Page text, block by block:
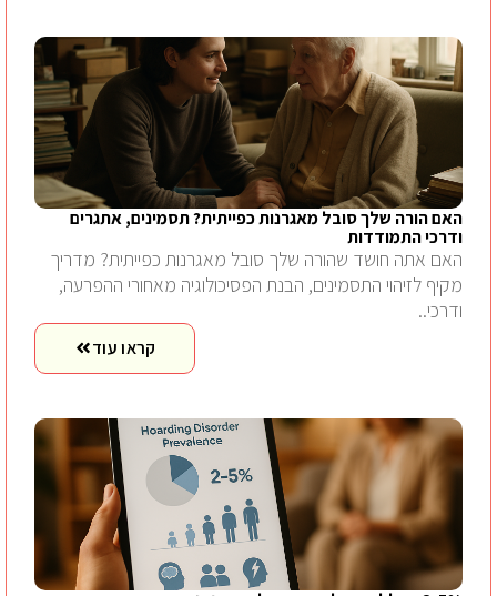
האם הורה שלך סובל מאגרנות כפייתית? תסמינים, אתגרים
ודרכי התמודדות
האם אתה חושד שהורה שלך סובל מאגרנות כפייתית? מדריך
מקיף לזיהוי התסמינים, הבנת הפסיכולוגיה מאחורי ההפרעה,
ודרכי..
קראו עוד